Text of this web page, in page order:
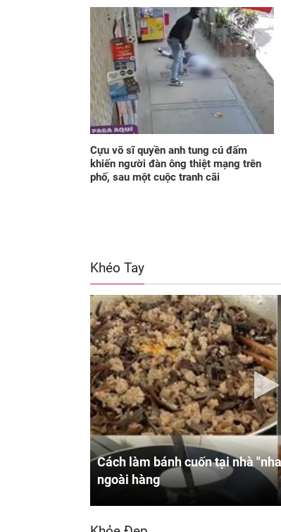
Cựu võ sĩ quyền anh tung cú đấm
khiến người đàn ông thiệt mạng trên
phố, sau một cuộc tranh cãi
Khéo Tay
Cách làm bánh cuốn tại nhà
ngoài hàng